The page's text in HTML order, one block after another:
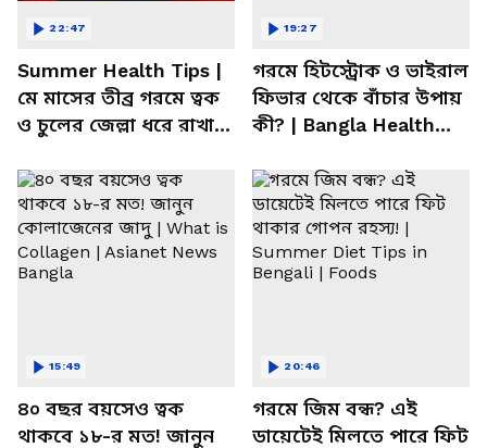
Summer Health Tips |
মে মাসের তীব্র গরমে ত্বক
ও চুলের জেল্লা ধরে রাখার
22:47
গরমে হিটস্ট্রোক ও ভাইরাল
ফিভার থেকে বাঁচার উপায়
কী? | Bangla Health
19:27
৪০ বছর বয়সেও ত্বক
থাকবে ১৮-র মত! জানুন
15:49
গরমে জিম বন্ধ? এই
ডায়েটেই মিলতে পারে ফিট
20:46